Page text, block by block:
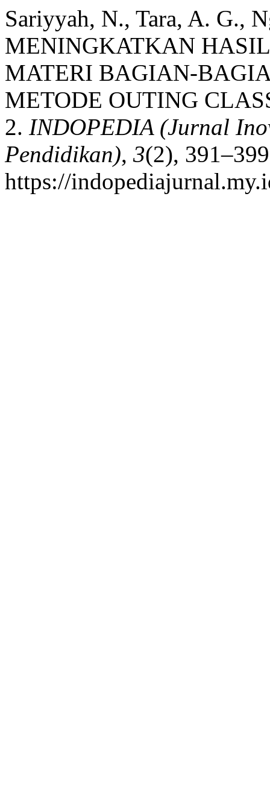
Sariyyah, N., Tara, A. G.,
MENINGKATKAN
MATERI BAGIAN-
METODE OUTING
2. INDOPEDIA (Jurnal
Pendidikan), 3(2),
https://